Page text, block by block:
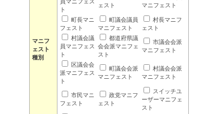
マニフ
ェスト
種別
員マニフェス
ト
ェスト
マニフェスト
町長マニ
フェスト
町議会議員
マニフェスト
村長マニフ
ェスト
村議会議
員マニフェス
ト
都道府県議
会会派マニフェ
スト
市議会会派
マニフェスト
区議会会
派マニフェス
ト
町議会会派
マニフェスト
村議会会派
マニフェスト
市民マニ
フェスト
政党マニフ
ェスト
スイッチユ
ーザーマニフェ
スト